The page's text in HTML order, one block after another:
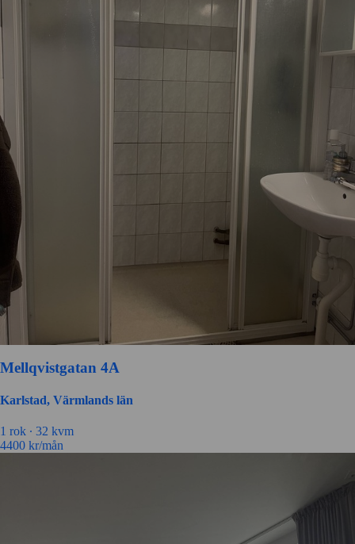
Mellqvistgatan 4A
Karlstad, Värmlands län
1 rok ∙ 32 kvm
4400 kr/mån